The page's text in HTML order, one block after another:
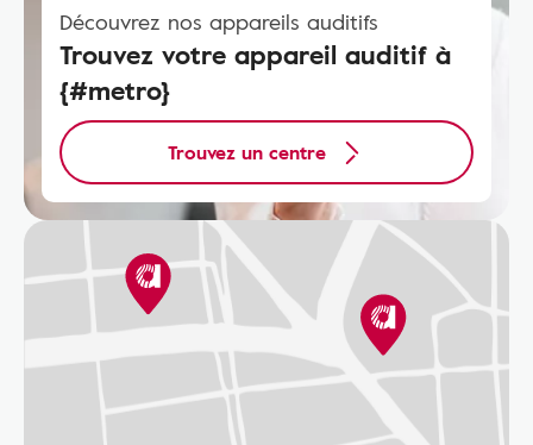
Découvrez nos appareils auditifs
Trouvez votre appareil auditif à
{#metro}
Trouvez un centre